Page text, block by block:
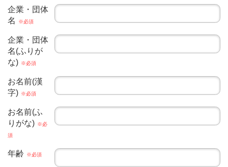
企業・団体
名
※必須
企業・団体
名(ふりが
な) ※必須
お名前(漢
字) ※必須
お名前(ふ
りがな) ※必
須
年齢 ※必須